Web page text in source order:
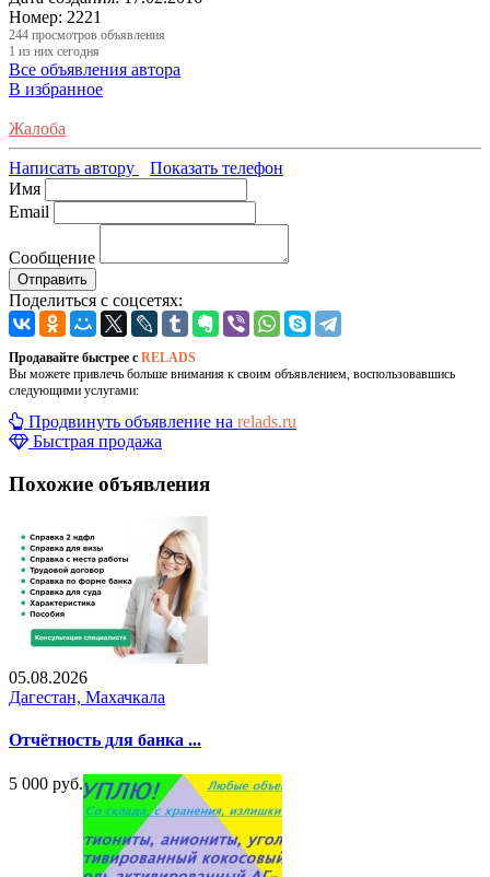
Номер: 2221
244 просмотров объявления
1 из них сегодня
Все объявления автора
В избранное
Жалоба
Написать автору
Показать телефон
Имя
Email
Сообщение
Отправить
Поделиться с соцсетях:
Продавайте быстрее с RELADS
Вы можете привлечь больше внимания к своим объявлением, воспользовавшись
следующими услугами:
Продвинуть объявление на relads.ru
Быстрая продажа
Похожие объявления
05.08.2026
Дагестан, Махачкала
Отчётность для банка ...
5 000 руб.